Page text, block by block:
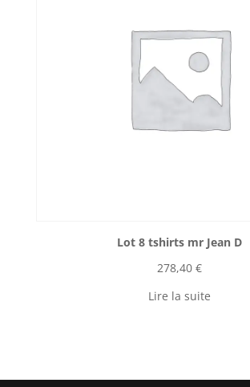
Lot 8 tshirts mr Jean D
278,40 €
Lire la suite